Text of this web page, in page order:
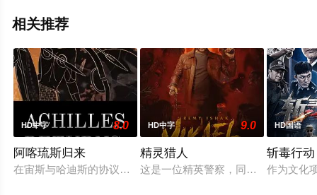
相关推荐
HD中字 8.0
阿喀琉斯归来
在宙斯与哈迪斯的协议下，年迈的阿喀琉斯被忒提斯从冥界释
HD中字 9.0
精灵猎人
这是一位精英警察，同时也是精灵猎
HD国语
斩毒行动
作为文化